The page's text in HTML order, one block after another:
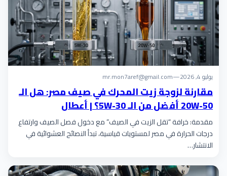
يوليو 4, 2026 —
mr.mon7aref@gmail.com
مقارنة لزوجة زيت المحرك في صيف مصر: هل الـ
20W-50 أفضل من الـ 5W-30؟ | أعطال
مقدمة: خرافة “تقل الزيت في الصيف” مع دخول فصل الصيف وارتفاع
درجات الحرارة في مصر لمستويات قياسية، تبدأ النصائح العشوائية في
الانتشار…